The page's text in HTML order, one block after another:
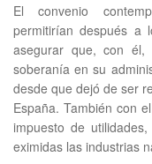
El convenio
permitirían después a
asegurar que, con él,
soberanía en su
desde que dejó de ser
España. También con
impuesto de
eximidas las industrias